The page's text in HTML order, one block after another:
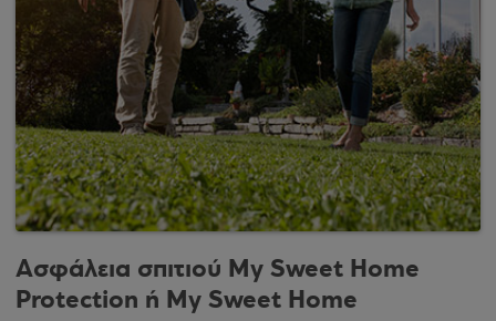
Ασφάλεια σπιτιού My Sweet Home
Protection ή My Sweet Home